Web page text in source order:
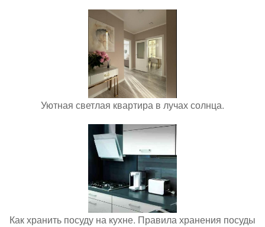
Уютная светлая квартира в лучах солнца.
Как хранить посуду на кухне. Правила хранения посуды